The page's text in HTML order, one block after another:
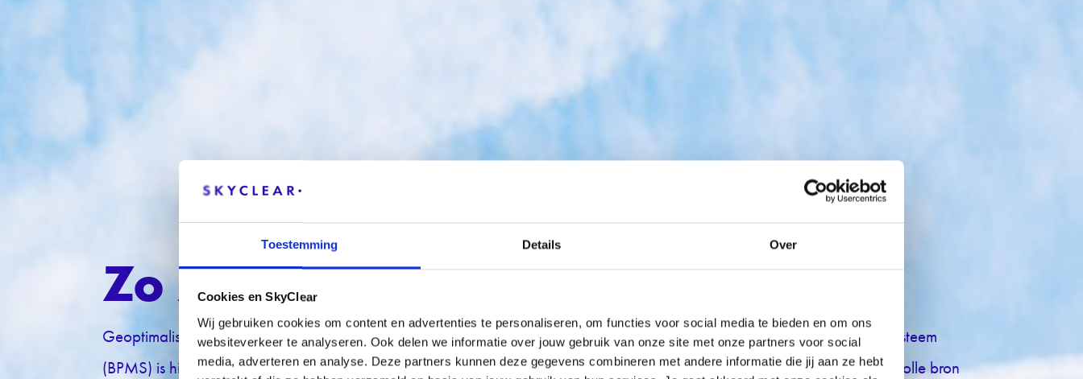
Toestemming Details Over
Cookies en SkyClear
Wij gebruiken cookies om content en advertenties te personaliseren, om functies voor social media te bieden en om ons
websiteverkeer te analyseren. Ook delen we informatie over jouw gebruik van onze site met onze partners voor social
media, adverteren en analyse. Deze partners kunnen deze gegevens combineren met andere informatie die jij aan ze hebt
Zo zet je een effectief BPMS op
Geoptimaliseerde bedrijfsprocessen en een toekomstbestendige organisatie. Een effectief Business Process Management Systeem
(BPMS) is hiervoor onmisbaar. Ontdek de belangrijke stappen, tips & tricks en maak kennis met ToekomstProef, dé waardevolle bron